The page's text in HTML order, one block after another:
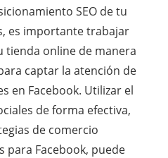
SEO de tu
es importante trabajar
tienda online de manera
captar la atención de
en Facebook. Utilizar el
de forma efectiva,
de comercio
para Facebook, puede